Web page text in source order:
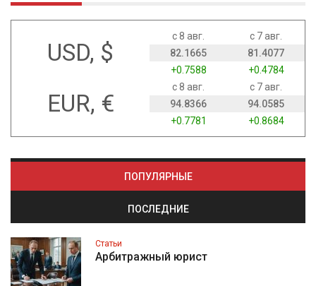
USD, $
с 8 авг.
с 7 авг.
82.1665
81.4077
+0.7588
+0.4784
EUR, €
с 8 авг.
с 7 авг.
94.8366
94.0585
+0.7781
+0.8684
ПОПУЛЯРНЫЕ
ПОСЛЕДНИЕ
Статьи
Арбитражный юрист